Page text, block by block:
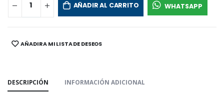
AÑADIR AL CARRITO WHATSAPP
SHARE:AÑADIR A MI LISTA DE DESEOS
DESCRIPCIÓN
INFORMACIÓN ADICIONAL